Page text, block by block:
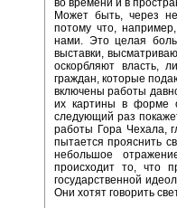
во времени и в
Может быть, через
потому что,
нами. Это целая
выставки,
оскорбляют власть,
граждан, которые
включены работы
их картины в форме
следующий раз
работы Гора Чехала,
пытается прояснить
небольшое
происходит то, что
государственной
Они хотят говорить